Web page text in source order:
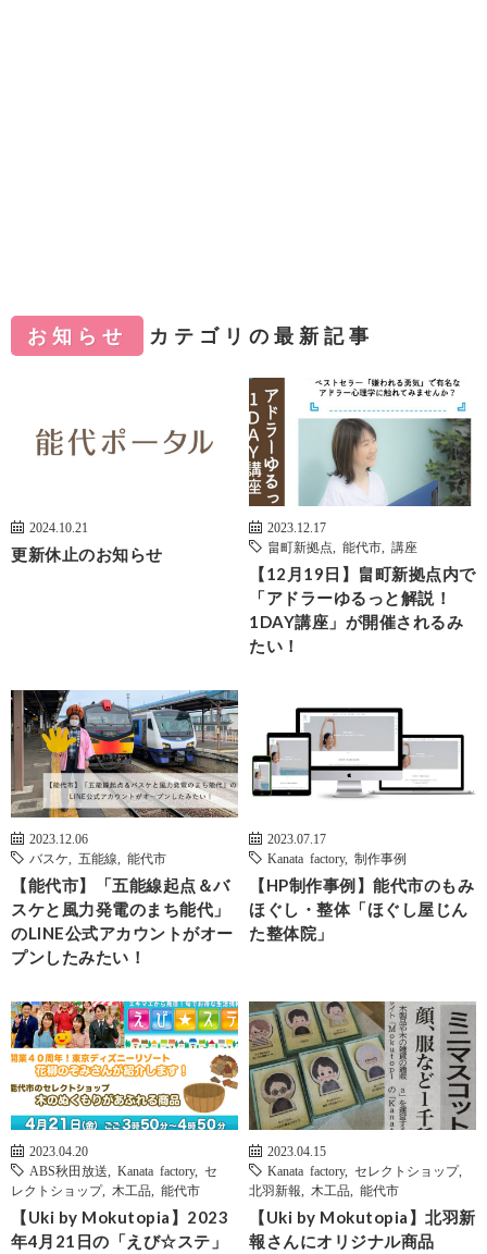
お知らせ カテゴリの最新記事
2024.10.21
更新休止のお知らせ
2023.12.17
畠町新拠点
能代市 講座
【12月19日】畠町新拠点内で
「アドラーゆるっと解説！
1DAY講座」が開催されるみ
たい！
2023.12.06
バスケ
五能線 能代市
【能代市】「五能線起点＆バ
スケと風力発電のまち能代」
のLINE公式アカウントがオー
プンしたみたい！
2023.07.17
Kanata factory, 制作事例
【HP制作事例】能代市のもみ
ほぐし・整体「ほぐし屋じん
た整体院」
2023.04.20
ABS秋田放送
Kanata factory, セ
レクトショップ, 木工品 能代市
【Uki by Mokutopia】2023
年4月21日の「えび☆ステ」
2023.04.15
Kanata factory, セレクトショップ,
北羽新報
木工品 能代市
【Uki by Mokutopia】北羽新
報さんにオリジナル商品